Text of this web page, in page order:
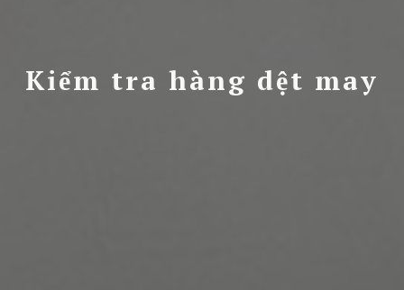
Kiểm tra hàng dệt may